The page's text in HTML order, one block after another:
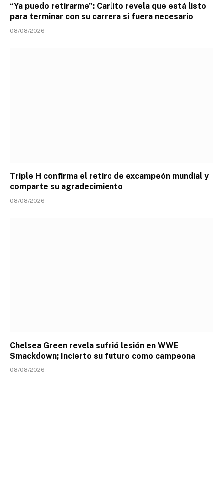
“Ya puedo retirarme”: Carlito revela que está listo
para terminar con su carrera si fuera necesario
08/08/2026
Triple H confirma el retiro de excampeón mundial y
comparte su agradecimiento
08/08/2026
Chelsea Green revela sufrió lesión en WWE
Smackdown; Incierto su futuro como campeona
08/08/2026